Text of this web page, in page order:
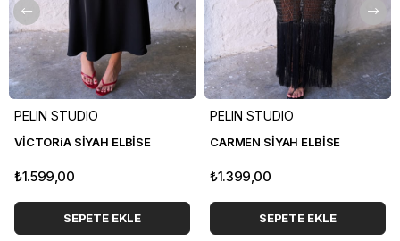
PELIN STUDIO
VİCTORiA SİYAH ELBİSE
₺1.599,00
SEPETE EKLE
PELIN STUDIO
CARMEN SİYAH ELBİSE
₺1.399,00
SEPETE EKLE